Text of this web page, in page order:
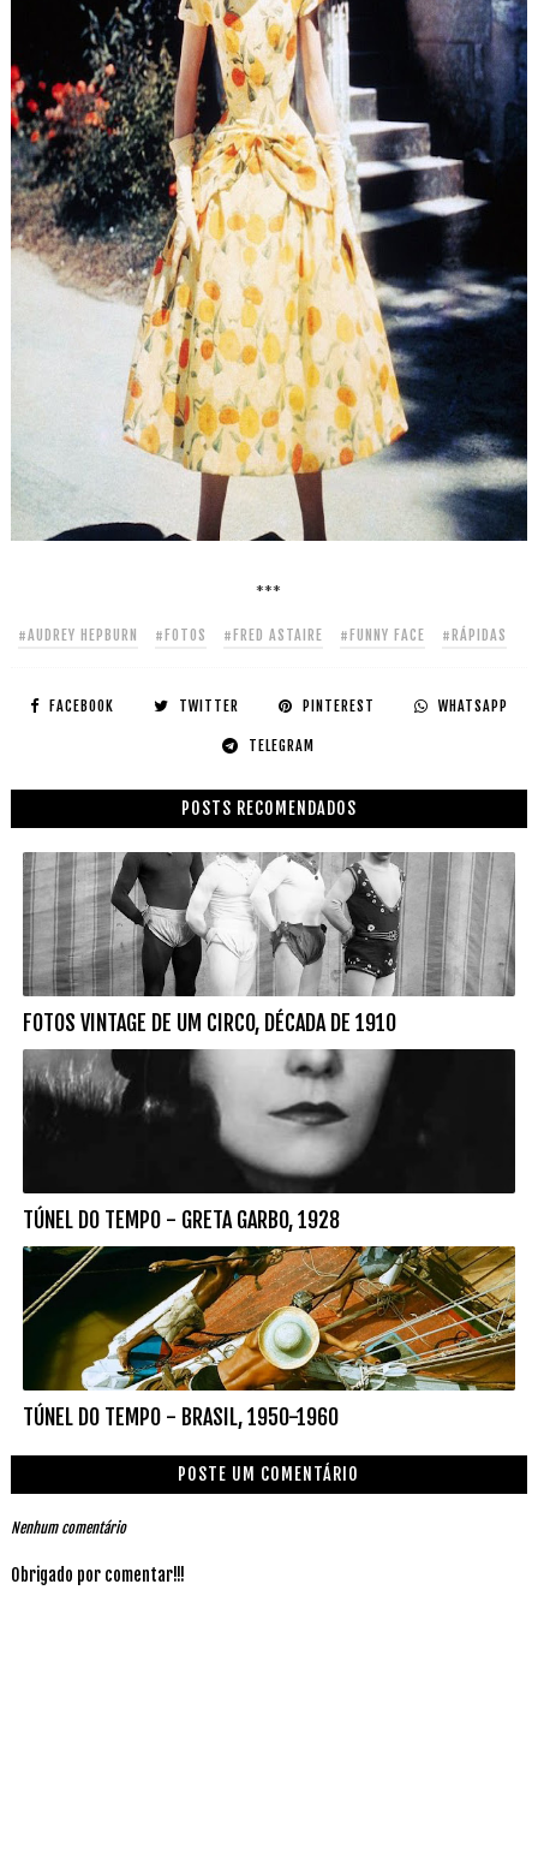
***
#AUDREY HEPBURN #FOTOS #FRED ASTAIRE #FUNNY FACE #RÁPIDAS
FACEBOOK TWITTER PINTEREST WHATSAPP
TELEGRAM
POSTS RECOMENDADOS
FOTOS VINTAGE DE UM CIRCO, DÉCADA DE 1910
TÚNEL DO TEMPO - GRETA GARBO, 1928
TÚNEL DO TEMPO - BRASIL, 1950-1960
POSTE UM COMENTÁRIO
Nenhum comentário
Obrigado por comentar!!!